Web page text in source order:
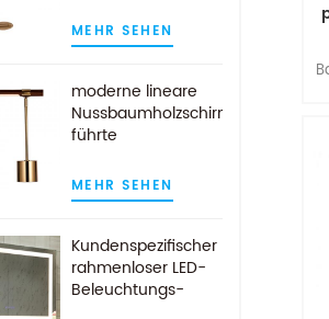
Messingoptik
MEHR SEHEN
moderne lineare
Nussbaumholzschirm
führte
aus antikem
Messing
MEHR SEHEN
Kundenspezifischer
rahmenloser LED-
Beleuchtungs-